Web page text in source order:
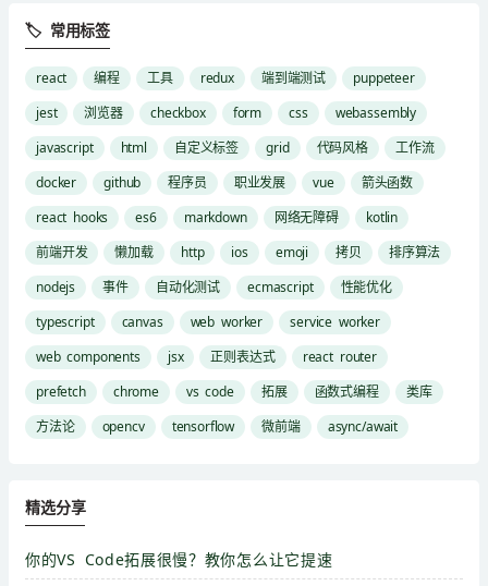
🏷 常用标签
react 编程 工具 redux 端到端测试
puppeteer
jest
浏览器 checkbox form css
webassembly
javascript
html 自定义标签 grid 代码风格
工作流
docker
github 程序员 职业发展 vue
箭头函数
react hooks
es6 markdown 网络无障碍
kotlin
前端开发
懒加载 http ios emoji 拷贝
排序算法
nodejs
事件 自动化测试 ecmascript
性能优化
typescript
canvas web worker
service worker
web components
jsx 正则表达式
react router
prefetch
chrome vs code 拓展 函数式编程
类库
方法论
opencv tensorflow 微前端 async/await
精选分享
你的VS Code拓展很慢？教你怎么让它提速